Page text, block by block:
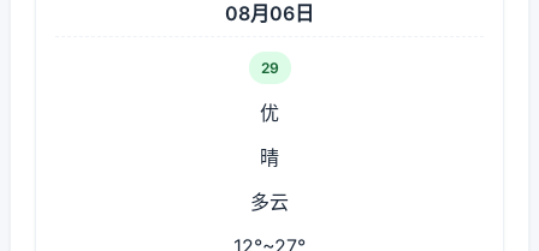
08月06日
29
优
晴
多云
12°~27°